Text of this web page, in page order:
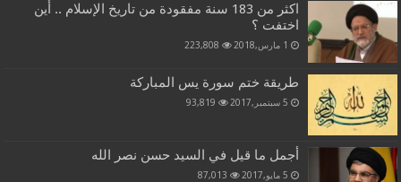
اكثر من 183 سنة مفقودة من تاريخ الإسلام .. أين
اختفت ؟
1 مارس,2018 223,808
طريقة ختم سورة يس المباركة
5 سبتمبر,2017 93,819
أجمل ما قيل في السيد حسن نصر الله
5 مايو,2017 87,013